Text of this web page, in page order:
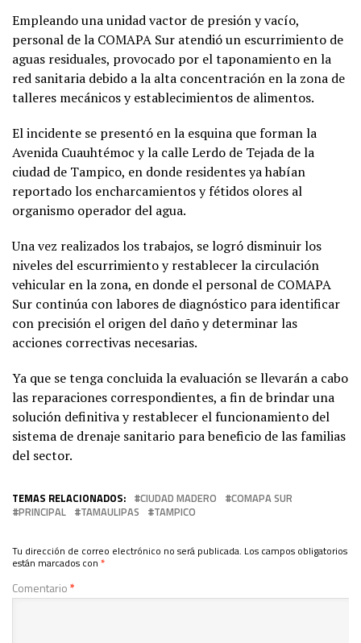
Empleando una unidad vactor de presión y vacío,
personal de la COMAPA Sur atendió un escurrimiento de
aguas residuales, provocado por el taponamiento en la
red sanitaria debido a la alta concentración en la zona de
talleres mecánicos y establecimientos de alimentos.
El incidente se presentó en la esquina que forman la
Avenida Cuauhtémoc y la calle Lerdo de Tejada de la
ciudad de Tampico, en donde residentes ya habían
reportado los encharcamientos y fétidos olores al
organismo operador del agua.
Una vez realizados los trabajos, se logró disminuir los
niveles del escurrimiento y restablecer la circulación
vehicular en la zona, en donde el personal de COMAPA
Sur continúa con labores de diagnóstico para identificar
con precisión el origen del daño y determinar las
acciones correctivas necesarias.
Ya que se tenga concluida la evaluación se llevarán a cabo
las reparaciones correspondientes, a fin de brindar una
solución definitiva y restablecer el funcionamiento del
sistema de drenaje sanitario para beneficio de las familias
del sector.
TEMAS RELACIONADOS: CIUDAD MADERO
COMAPA SUR
PRINCIPAL
TAMAULIPAS TAMPICO
Tu dirección de correo electrónico no será publicada. Los campos obligatorios
están marcados con *
Comentario*